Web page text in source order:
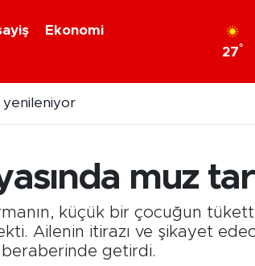
Ekonomi
27°
sağlık kontrolü
muz
küçük bir çocuğun
Ailenin itirazı ve şikayet
getirdi.